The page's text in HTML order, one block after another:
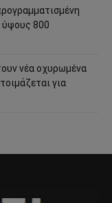
ύψους 800
νέα οχυρωμένα
για